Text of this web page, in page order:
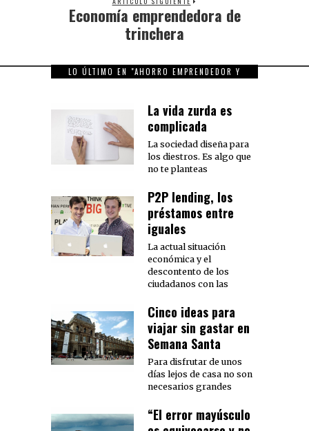
Next
post:
Economía emprendedora de
trinchera
LO ÚLTIMO EN "AHORRO EMPRENDEDOR Y
La vida zurda es
complicada
La sociedad diseña para
los diestros. Es algo que
no te planteas
P2P lending, los
préstamos entre
iguales
La actual situación
económica y el
descontento de los
ciudadanos con las
Cinco ideas para
viajar sin gastar en
Semana Santa
Para disfrutar de unos
días lejos de casa no son
necesarios grandes
“El error mayúsculo